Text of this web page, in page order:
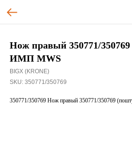
Нож правый 350771/
ИМП MWS
BIGX (KRONE)
SKU: 350771/350769
350771/350769 Нож правый 350771/350769